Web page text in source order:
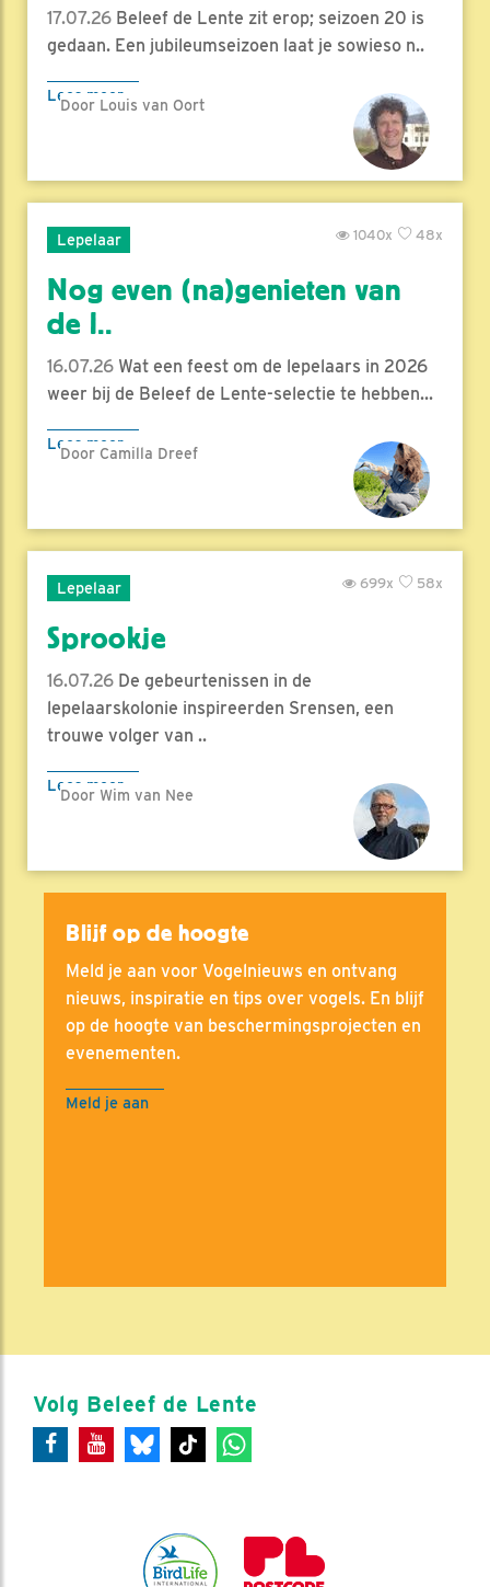
17.07.26 Beleef de Lente zit erop; seizoen 20 is
gedaan. Een jubileumseizoen laat je sowieso n..
Lees meer
Door Louis van Oort
Lepelaar 48x
1040x
Nog even (na)genieten van
de l..
16.07.26 Wat een feest om de lepelaars in 2026
weer bij de Beleef de Lente-selectie te hebben...
Lees meer
Door Camilla Dreef
Lepelaar 58x
699x
Sprookje
16.07.26 De gebeurtenissen in de
lepelaarskolonie inspireerden Srensen, een
trouwe volger van ..
Lees meer
Door Wim van Nee
Blijf op de hoogte
Meld je aan voor Vogelnieuws en ontvang
nieuws, inspiratie en tips over vogels. En blijf
op de hoogte van beschermingsprojecten en
evenementen.
Meld je aan
Volg Beleef de Lente